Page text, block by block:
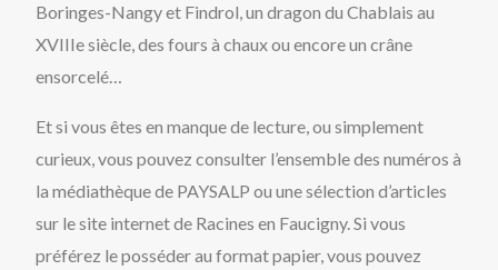
Boringes-Nangy et Findrol, un dragon du Chablais au
XVIIIe siècle, des fours à chaux ou encore un crâne
ensorcelé…
Et si vous êtes en manque de lecture, ou simplement
curieux, vous pouvez consulter l’ensemble des numéros à
la médiathèque de PAYSALP ou une sélection d’articles
sur le site internet de Racines en Faucigny. Si vous
préférez le posséder au format papier, vous pouvez